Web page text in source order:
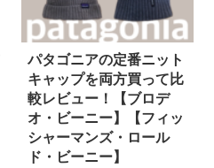
パタゴニアの定番ニット
キャップを両方買って比
較レビュー！【ブロデ
オ・ビーニー】【フィッ
シャーマンズ・ロール
ド・ビーニー】